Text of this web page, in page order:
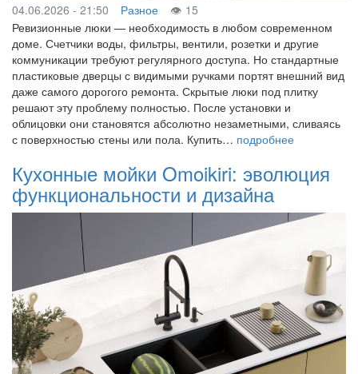
04.06.2026 - 21:50 Разное
15
Ревизионные люки — необходимость в любом современном
доме. Счетчики воды, фильтры, вентили, розетки и другие
коммуникации требуют регулярного доступа. Но стандартные
пластиковые дверцы с видимыми ручками портят внешний вид
даже самого дорогого ремонта. Скрытые люки под плитку
решают эту проблему полностью. После установки и
облицовки они становятся абсолютно незаметными, сливаясь
с поверхностью стены или пола. Купить… подробнее
Кухонные мойки Omoikiri: эволюция
функциональности и дизайна